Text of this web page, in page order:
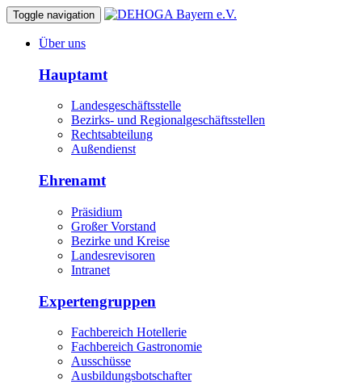
Toggle navigation
Über uns
Hauptamt
Landesgeschäftsstelle
Bezirks- und Regionalgeschäftsstellen
Rechtsabteilung
Außendienst
Ehrenamt
Präsidium
Großer Vorstand
Bezirke und Kreise
Landesrevisoren
Intranet
Expertengruppen
Fachbereich Hotellerie
Fachbereich Gastronomie
Ausschüsse
Ausbildungsbotschafter